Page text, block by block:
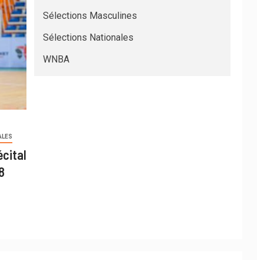
Sélections Masculines
Sélections Nationales
WNBA